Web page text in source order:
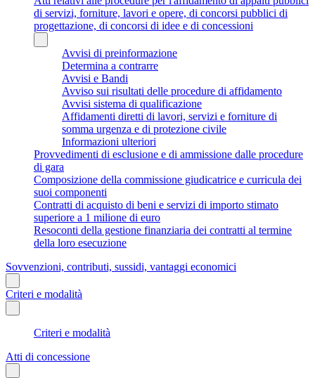
di servizi, forniture, lavori e opere, di concorsi pubblici di
progettazione, di concorsi di idee e di concessioni
Avvisi di preinformazione
Determina a contrarre
Avvisi e Bandi
Avviso sui risultati delle procedure di affidamento
Avvisi sistema di qualificazione
Affidamenti diretti di lavori, servizi e forniture di
somma urgenza e di protezione civile
Informazioni ulteriori
Provvedimenti di esclusione e di ammissione dalle procedure
di gara
Composizione della commissione giudicatrice e curricula dei
suoi componenti
Contratti di acquisto di beni e servizi di importo stimato
superiore a 1 milione di euro
Resoconti della gestione finanziaria dei contratti al termine
della loro esecuzione
Sovvenzioni, contributi, sussidi, vantaggi economici
Criteri e modalità
Criteri e modalità
Atti di concessione